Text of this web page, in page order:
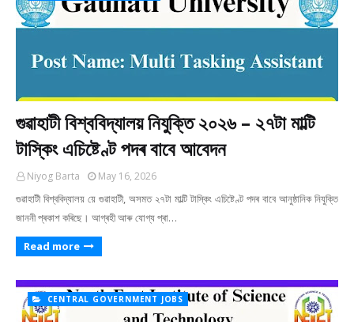
গুৱাহাটী বিশ্ববিদ্যালয় নিযুক্তি ২০২৬ – ২৭টা মাল্টি
টাস্কিং এচিষ্টেণ্ট পদৰ বাবে আবেদন
Niyog Barta May 16, 2026
গুৱাহাটী বিশ্ববিদ্যালয় য়ে গুৱাহাটী, অসমত ২৭টা মাল্টি টাস্কিং এচিষ্টেণ্ট পদৰ বাবে আনুষ্ঠানিক নিযুক্তি
জাননী প্ৰকাশ কৰিছে। আগ্ৰহী আৰু যোগ্য প্ৰা…
Read more
CENTRAL GOVERNMENT JOBS